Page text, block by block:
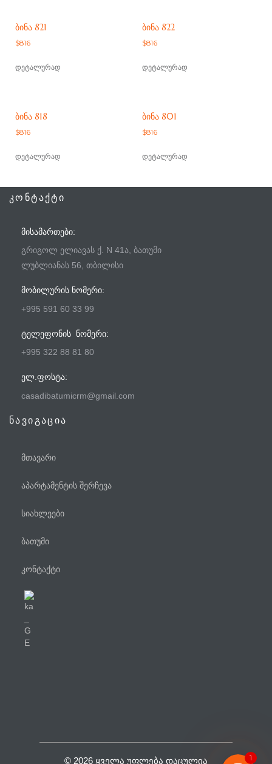
ᲑᲘᲜᲐ 821
$816
დეტალურად
ᲑᲘᲜᲐ 822
$816
დეტალურად
ᲑᲘᲜᲐ 818
$816
დეტალურად
ᲑᲘᲜᲐ 801
$816
დეტალურად
ᲙᲝᲜᲢᲐᲥᲢᲘ
ᲛᲘᲡᲐᲛᲐᲠᲗᲔᲑᲘ:
გრიგოლ ელიავას ქ. N 41ა, ბათუმი
ლუბლიანას 56, თბილისი
ᲛᲝᲑᲘᲚᲣᲠᲘᲡ ᲜᲝᲛᲔᲠᲘ:
+995 591 60 33 99
ᲢᲔᲚᲔᲤᲝᲜᲘᲡ ᲜᲝᲛᲔᲠᲘ:
+995 322 88 81 80
ᲔᲚ.ᲤᲝᲡᲢᲐ:
casadibatumicrm@gmail.com
ნავიგაცია
მთავარი
აპარტამენტის შერჩევა
სიახლეები
ბათუმი
კონტაქტი
© 2026 ᲧᲕᲔᲚᲐ ᲣᲤᲚᲔᲑᲐ ᲓᲐᲪᲣᲚᲘᲐ 1